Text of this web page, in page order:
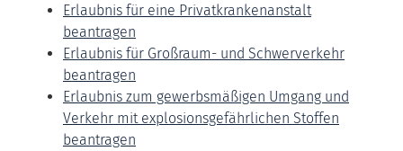
Erlaubnis für eine Privatkrankenanstalt
beantragen
Erlaubnis für Großraum- und Schwerverkehr
beantragen
Erlaubnis zum gewerbsmäßigen Umgang und
Verkehr mit explosionsgefährlichen Stoffen
beantragen